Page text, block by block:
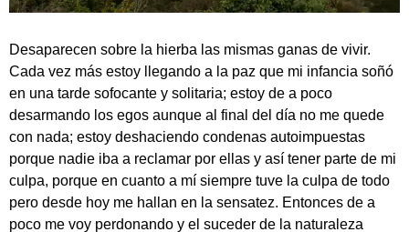
Desaparecen sobre la hierba las mismas ganas de vivir.
Cada vez más estoy llegando a la paz que mi infancia soñó
en una tarde sofocante y solitaria; estoy de a poco
desarmando los egos aunque al final del día no me quede
con nada; estoy deshaciendo condenas autoimpuestas
porque nadie iba a reclamar por ellas y así tener parte de mi
culpa, porque en cuanto a mí siempre tuve la culpa de todo
pero desde hoy me hallan en la sensatez. Entonces de a
poco me voy perdonando y el suceder de la naturaleza